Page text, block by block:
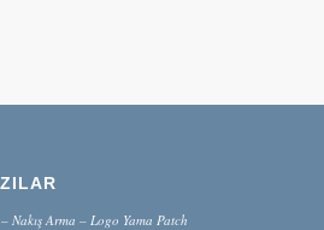
– Nakış Arma – Logo Yama Patch